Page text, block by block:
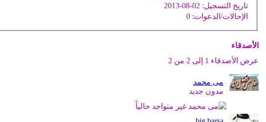
تاريخ التسجيل:
الإحالات/الدعوات:
الأصدقاء
عرض الأصدقاء 1 إلى 2 من 2
مى محمد
مدون جديد